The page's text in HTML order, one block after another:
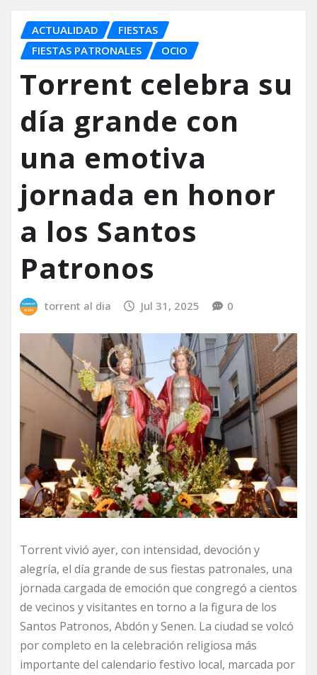
ACTUALIDAD
FIESTAS
FIESTAS PATRONALES
OCIO
Torrent celebra su
día grande con
una emotiva
jornada en honor
a los Santos
Patronos
torrent al dia Jul 31, 2025 0
Torrent vivió ayer, con intensidad, devoción y
alegría, el día grande de sus fiestas patronales, una
jornada cargada de emoción que congregó a cientos
de vecinos y visitantes en torno a la figura de los
Santos Patronos, Abdón y Senen. La ciudad se volcó
por completo en la celebración religiosa más
importante del calendario festivo local, marcada por